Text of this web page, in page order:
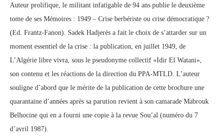
Auteur prolifique, le militant infatigable de 94 ans publie le deuxième
tome de ses Mémoires : 1949 – Crise berbériste ou crise démocratique ?
(Ed. Frantz-Fanon). Sadek Hadjerès a fait le choix de s’attarder sur un
moment essentiel de la crise : la publication, en juillet 1949, de
L’Algérie libre vivra, sous le pseudonyme collectif «Idir El Watani»,
son contenu et les réactions de la direction du PPA-MTLD. L’auteur
souligne d’abord que le mérite de la publication de cette brochure une
quarantaine d’années après sa parution revient à son camarade Mabrouk
Belhocine qui en a fourni une copie à la revue Sou’al (numéro du 7
d’avril 1987).